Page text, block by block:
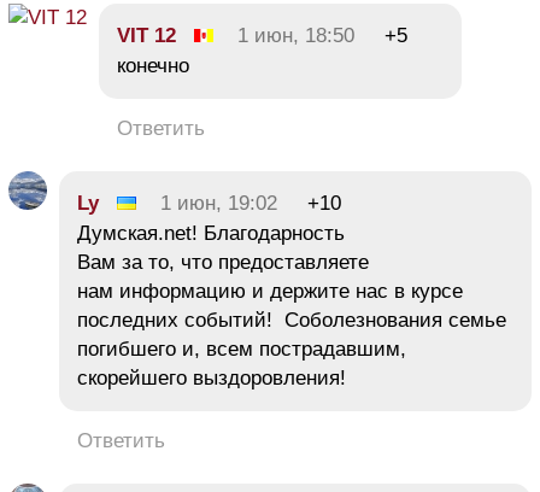
VIT 12 1 июн, 18:50
+5
конечно
Ответить
Ly 1 июн, 19:02
+10
Думская.net! Благодарность
Вам за то, что предоставляете
нам информацию и держите нас в курсе
последних событий! Соболезнования семье
погибшего и, всем пострадавшим,
скорейшего выздоровления!
Ответить